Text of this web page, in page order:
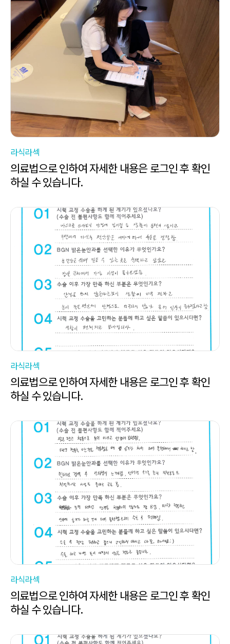
라식라섹
의료법으로 인하여 자세한 내용은 로그인 후 확인
하실 수 있습니다.
라식라섹
의료법으로 인하여 자세한 내용은 로그인 후 확인
하실 수 있습니다.
라식라섹
의료법으로 인하여 자세한 내용은 로그인 후 확인
하실 수 있습니다.